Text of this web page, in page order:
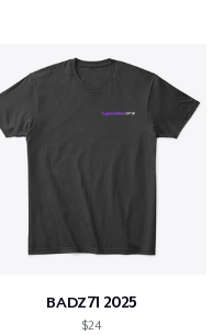
BADZ71 2025
$24